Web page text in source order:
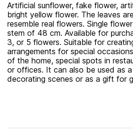
Artificial sunflower, fake flower,
bright yellow flower. The leaves
resemble real flowers. Single
stem of 48 cm. Available for
3, or 5 flowers. Suitable for
arrangements for special
of the home, special spots in
or offices. It can also be used as
decorating scenes or as a gift for